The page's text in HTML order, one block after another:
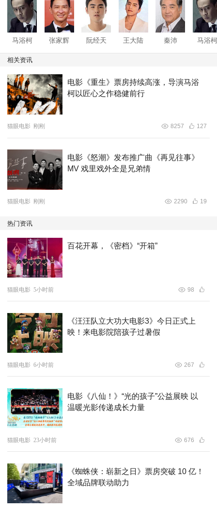
马浴柯 张家辉 阮经天 王大陆 秦沛 马浴
相关资讯
电影《重生》票房持续高涨，导演马浴
柯以匠心之作稳健前行
猫眼电影 刚刚 8257 127
电影《怒潮》发布推广曲《再见往事》
MV 戏里戏外全是兄弟情
猫眼电影 刚刚 2290 19
热门资讯
百花开幕，《密档》“开箱”
猫眼电影 5小时前 98
《汪汪队立大功大电影3》今日正式上
映！来电影院陪孩子过暑假
猫眼电影 6小时前 267
电影《八仙！》“光的孩子”公益展映 以
温暖光影传递成长力量
猫眼电影 23小时前 676
《蜘蛛侠：崭新之日》票房突破 10 亿！
全域品牌联动助力